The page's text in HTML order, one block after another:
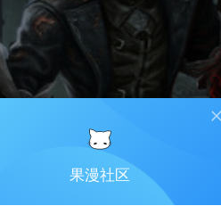
-v2.1.0｜2.33G｜免安装
果漫社区